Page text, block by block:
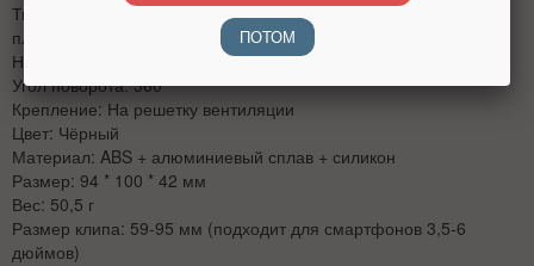
Тип: универсальный автомобильный держатель для
планшетов, навигаторов и смартфонов
Назначение: для автомобиля
Угол поворота: 360 °
Крепление: На решетку вентиляции
Цвет: Чёрный
Материал: ABS + алюминиевый сплав + силикон
Размер: 94 * 100 * 42 мм
Вес: 50,5 г
Размер клипа: 59-95 мм (подходит для смартфонов 3,5-6
дюймов)
ПОТОМ